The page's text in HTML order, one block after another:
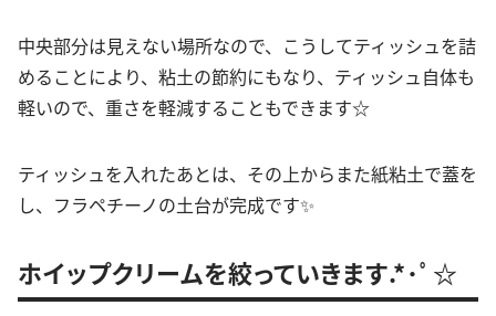
中央部分は見えない場所なので、こうしてティッシュを詰
めることにより、粘土の節約にもなり、ティッシュ自体も
軽いので、重さを軽減することもできます☆
ティッシュを入れたあとは、その上からまた紙粘土で蓋を
し、フラペチーノの土台が完成です✨
ホイップクリームを絞っていきます.*･ﾟ☆